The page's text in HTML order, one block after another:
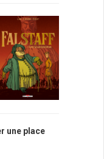
une place